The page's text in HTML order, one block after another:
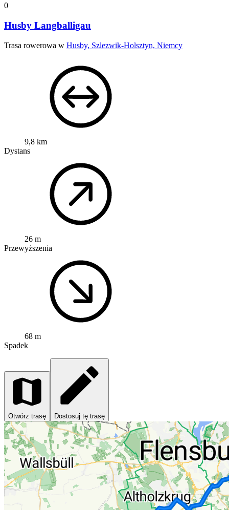
0
Husby Langballigau
Trasa rowerowa w Husby, Szlezwik-Holsztyn, Niemcy
9,8 km
Dystans
26 m
Przewyższenia
68 m
Spadek
Otwórz trasę Dostosuj tę trasę